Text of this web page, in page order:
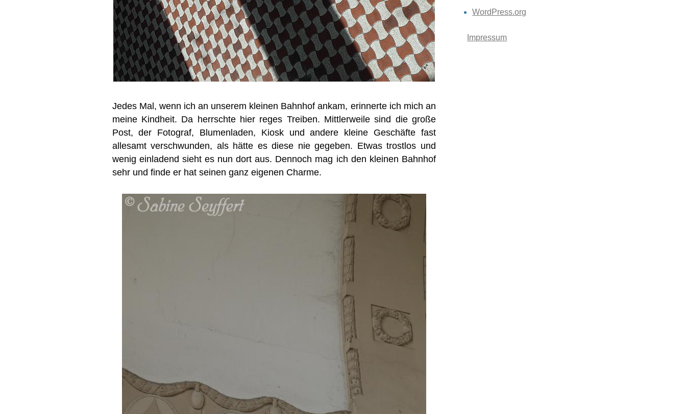
Jedes Mal, wenn ich an unserem kleinen Bahnhof ankam, erinnerte ich mich an
meine Kindheit. Da herrschte hier reges Treiben. Mittlerweile sind die große
Post, der Fotograf, Blumenladen, Kiosk und andere kleine Geschäfte fast
allesamt verschwunden, als hätte es diese nie gegeben. Etwas trostlos und
wenig einladend sieht es nun dort aus. Dennoch mag ich den kleinen Bahnhof
sehr und finde er hat seinen ganz eigenen Charme.
WordPress.org
Impressum